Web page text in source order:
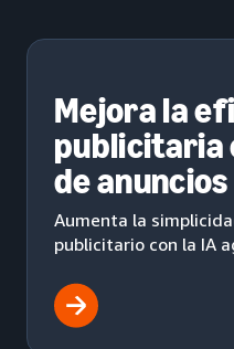
Mejora la
publicitaria
de anuncios
Aumenta la
publicitario con la IA